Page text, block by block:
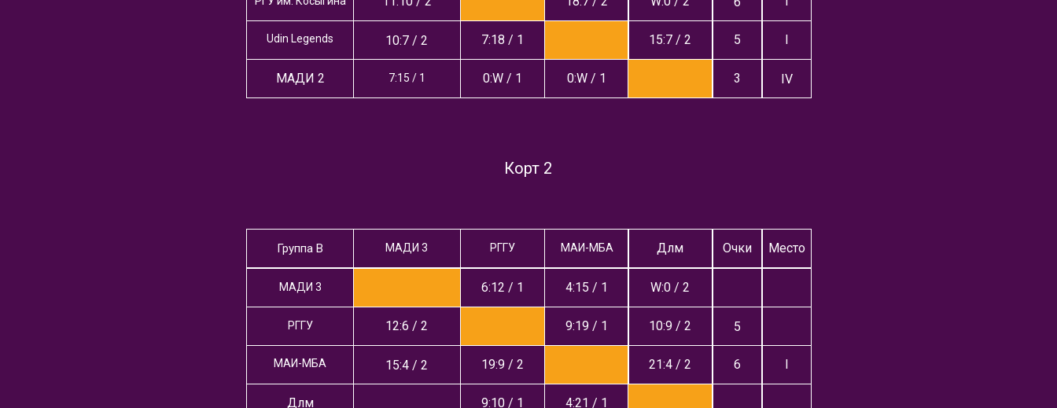
Udin Legends 10:7 / 2 7:18 / 1
МАДИ 2 7:15 / 1 0:W / 1 0:W / 1
15:7 / 2 5 I
3 IV
Группа В МАДИ 3 РГГУ МАИ-МБА Длм
МАДИ 3 4:15 / 1 W:0 / 2
РГГУ 12:6 / 2 10:9 / 2
МАИ-МБА 15:4 / 2 19:9 / 2
Длм 9:10 / 1
6:12 / 1
4:21 / 1
9:19 / 1
21:4 / 2
Очки Место
5
6 I
Корт 2